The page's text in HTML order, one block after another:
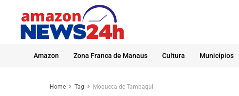
Amazon Zona Franca de Manaus Cultura Municípios
Home Tag Moqueca de Tambaqui